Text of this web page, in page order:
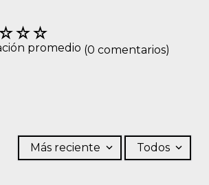
☆☆
promedio (0 comentarios)
Más reciente Todos